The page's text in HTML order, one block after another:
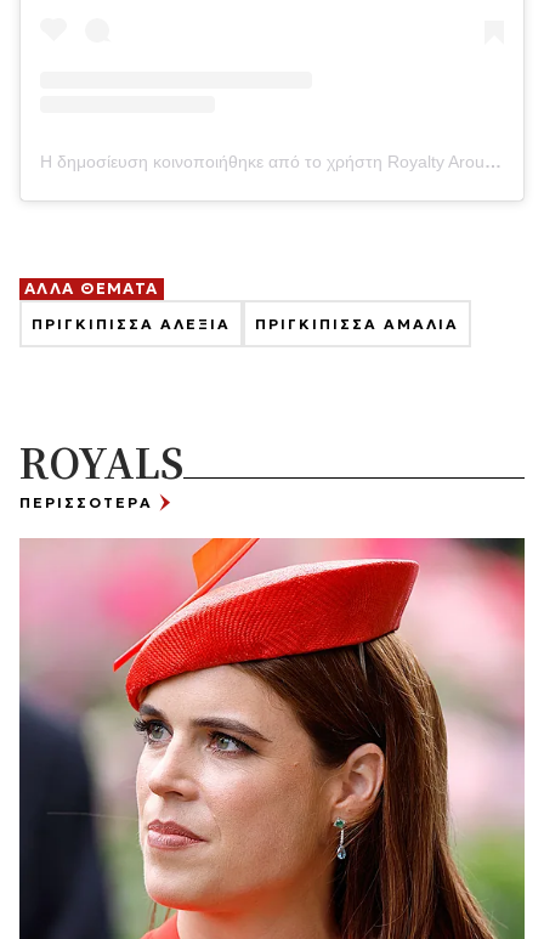
Η δημοσίευση κοινοποιήθηκε από το χρήστη Royalty Around The World (@lascasasreales)
ΑΛΛΑ ΘΕΜΑΤΑ
ΠΡΙΓΚΙΠΙΣΣΑ ΑΛΕΞΙΑ ΠΡΙΓΚΙΠΙΣΣΑ ΑΜΑΛΙΑ
ROYALS
ΠΕΡΙΣΣΟΤΕΡΑ